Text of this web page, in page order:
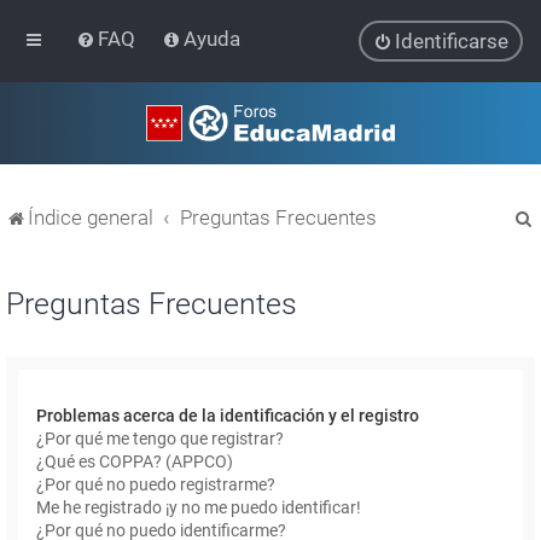
FAQ Ayuda Identificarse
Índice general Preguntas Frecuentes
Preguntas Frecuentes
Problemas acerca de la identificación y el registro
¿Por qué me tengo que registrar?
¿Qué es COPPA? (APPCO)
¿Por qué no puedo registrarme?
Me he registrado ¡y no me puedo identificar!
¿Por qué no puedo identificarme?